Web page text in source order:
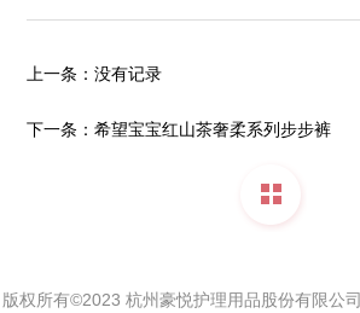
上一条：没有记录
下一条：希望宝宝红山茶奢柔系列步步裤
版权所有©2023 杭州豪悦护理用品股份有限公司